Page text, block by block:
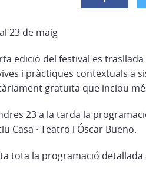
23 de maig
edició del festival es trasllada
i pràctiques contextuals a
gratuïta que inclou
23 a la tarda la
Casa · Teatro i Óscar Bueno.
tota la programació detallada